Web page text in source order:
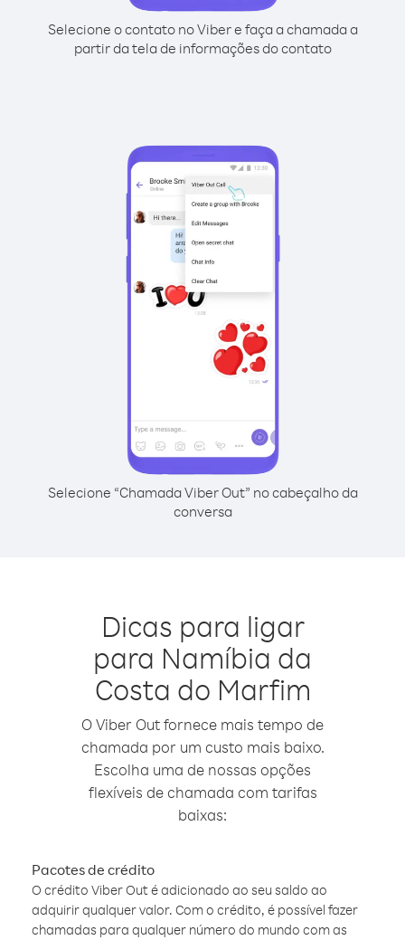
Selecione o contato no Viber e faça a chamada a
partir da tela de informações do contato
Selecione “Chamada Viber Out” no cabeçalho da
conversa
Dicas para ligar
para Namíbia da
Costa do Marfim
O Viber Out fornece mais tempo de
chamada por um custo mais baixo.
Escolha uma de nossas opções
flexíveis de chamada com tarifas
baixas:
Pacotes de crédito
O crédito Viber Out é adicionado ao seu saldo ao
adquirir qualquer valor. Com o crédito, é possível fazer
chamadas para qualquer número do mundo com as